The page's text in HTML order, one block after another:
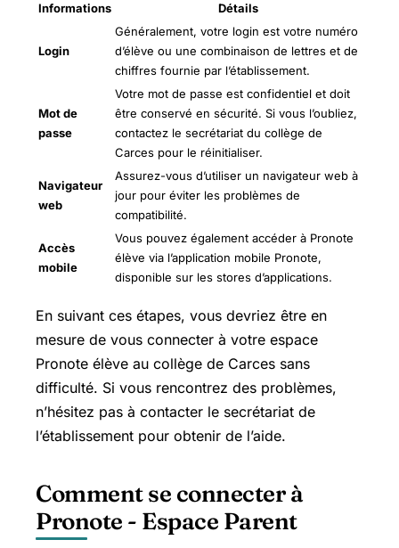
Informations Détails
Login
Généralement, votre login est votre numéro
d’élève ou une combinaison de lettres et de
chiffres fournie par l’établissement.
Mot de
passe
Votre mot de passe est confidentiel et doit
être conservé en sécurité. Si vous l’oubliez,
contactez le secrétariat du collège de
Carces pour le réinitialiser.
Navigateur
web
Assurez-vous d’utiliser un navigateur web à
jour pour éviter les problèmes de
compatibilité.
Accès
mobile
Vous pouvez également accéder à Pronote
élève via l’application mobile Pronote,
disponible sur les stores d’applications.
En suivant ces étapes, vous devriez être en
mesure de vous connecter à votre espace
Pronote élève au collège de Carces sans
difficulté. Si vous rencontrez des problèmes,
n’hésitez pas à contacter le secrétariat de
l’établissement pour obtenir de l’aide.
Comment se connecter à
Pronote - Espace Parent